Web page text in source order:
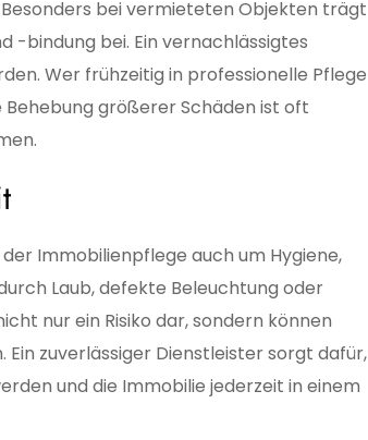
bei vermieteten Objekten trägt
-bindung bei. Ein vernachlässigtes
Wer frühzeitig in professionelle Pflege
größerer Schäden ist oft
Immobilienpflege auch um Hygiene,
Laub, defekte Beleuchtung oder
nur ein Risiko dar, sondern können
zuverlässiger Dienstleister sorgt dafür,
und die Immobilie jederzeit in einem